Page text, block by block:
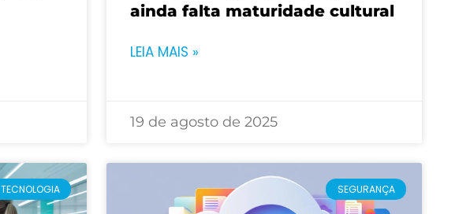
ainda falta maturidade cultural
LEIA MAIS »
19 de agosto de 2025
TECNOLOGIA SEGURANÇA